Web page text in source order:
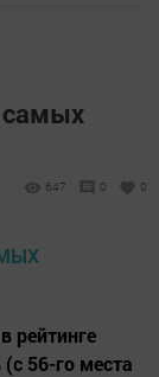
самых
647 0 0
рейтинге
56-го места